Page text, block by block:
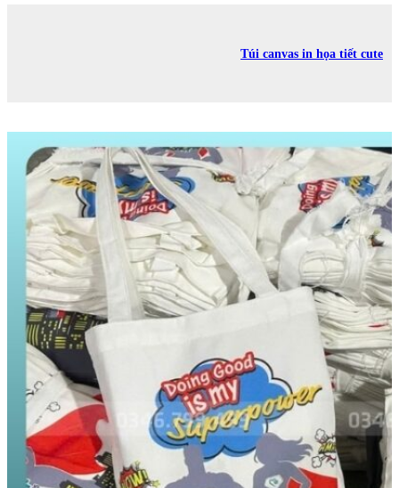
Túi canvas in họa tiết cute